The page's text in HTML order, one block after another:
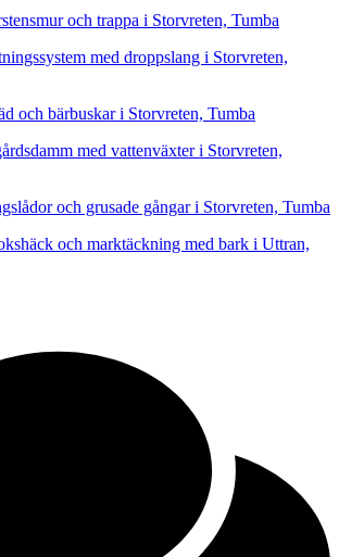
och trappa i Storvreten, Tumba
med droppslang i Storvreten,
och bärbuskar i Storvreten, Tumba
med vattenväxter i Storvreten,
och grusade gångar i Storvreten, Tumba
och marktäckning med bark i Uttran,